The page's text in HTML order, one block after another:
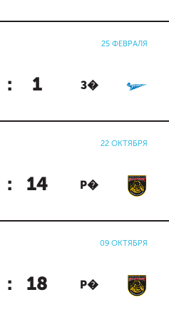
25 ФЕВРАЛЯ
: 1 З�
22 ОКТЯБРЯ
: 14 Р�
09 ОКТЯБРЯ
: 18 Р�